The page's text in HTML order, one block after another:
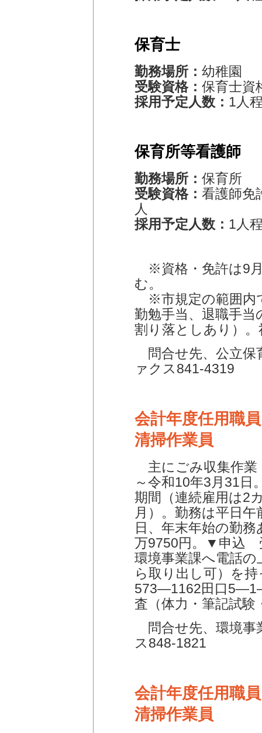
保育士
勤務場所： 幼稚園
受験資格： 保育士資
採用予定人数： 1人
保育所等看護師
勤務場所： 保育所
受験資格： 看護師免
人
採用予定人数： 1人
※資格・免許は9
む。
※市規定の範囲内
勤勉手当、退職手
割り落としあり）
問合せ先、公立保
ァクス841-4319
会計年度任用職
清掃作業員
主にごみ収集作業
～令和10年3月31日
期間（連続雇用は2
月）。勤務は平日
日、年末年始の勤
万9750円。▼申込
環境事業課へ電話
ら取り出し可）を
573―1162田口
査（体力・筆記試験
問合せ先、環境
ス848-1821
会計年度任用職
清掃作業員